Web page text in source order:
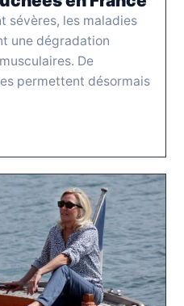
sévères, les maladies
une dégradation
De
permettent désormais